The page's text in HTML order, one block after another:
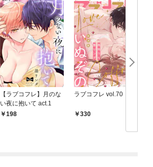
【ラブコフレ】月のな
い夜に抱いて act.1
198
ラブコフレ vol.70
330